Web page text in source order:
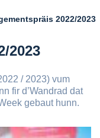
2022/2023
2023
/ 2023) vum
fir d’Wandrad dat
gebaut hunn.